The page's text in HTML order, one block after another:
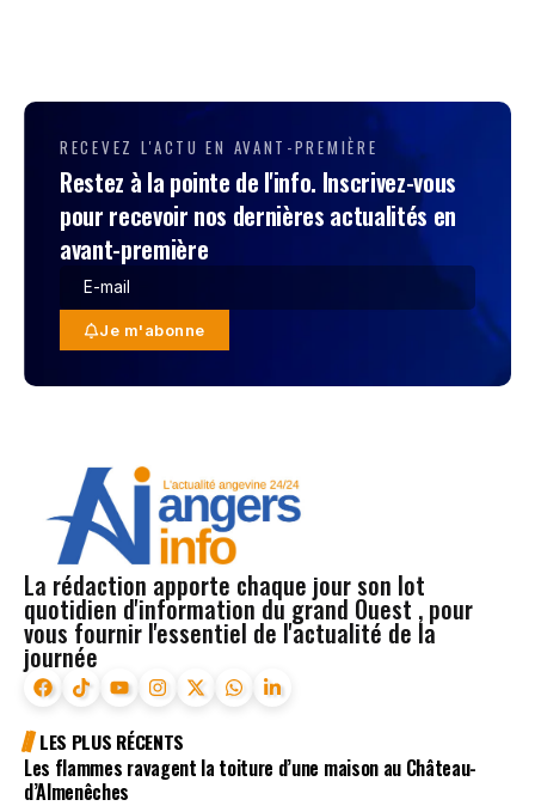
RECEVEZ L'ACTU EN AVANT-PREMIÈRE
Restez à la pointe de l'info. Inscrivez-vous
pour recevoir nos dernières actualités en
avant-première
Je m'abonne
La rédaction apporte chaque jour son lot
quotidien d'information du grand Ouest , pour
vous fournir l'essentiel de l'actualité de la
journée
LES PLUS RÉCENTS
Les flammes ravagent la toiture d’une maison au Château-
d’Almenêches